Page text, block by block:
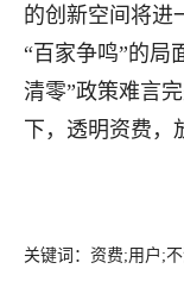
的创新空间将进
“百家争鸣”的局
清零”政策难言
下，透明资费，
关键词：资费;用户;